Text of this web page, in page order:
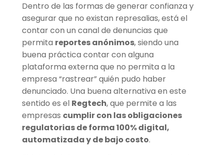
Dentro de las formas de generar confianza y
asegurar que no existan represalias, está el
contar con un canal de denuncias que
permita reportes anónimos, siendo una
buena práctica contar con alguna
plataforma externa que no permita a la
empresa “rastrear” quién pudo haber
denunciado. Una buena alternativa en este
sentido es el Regtech, que permite a las
empresas cumplir con las obligaciones
regulatorias de forma 100% digital,
automatizada y de bajo costo.